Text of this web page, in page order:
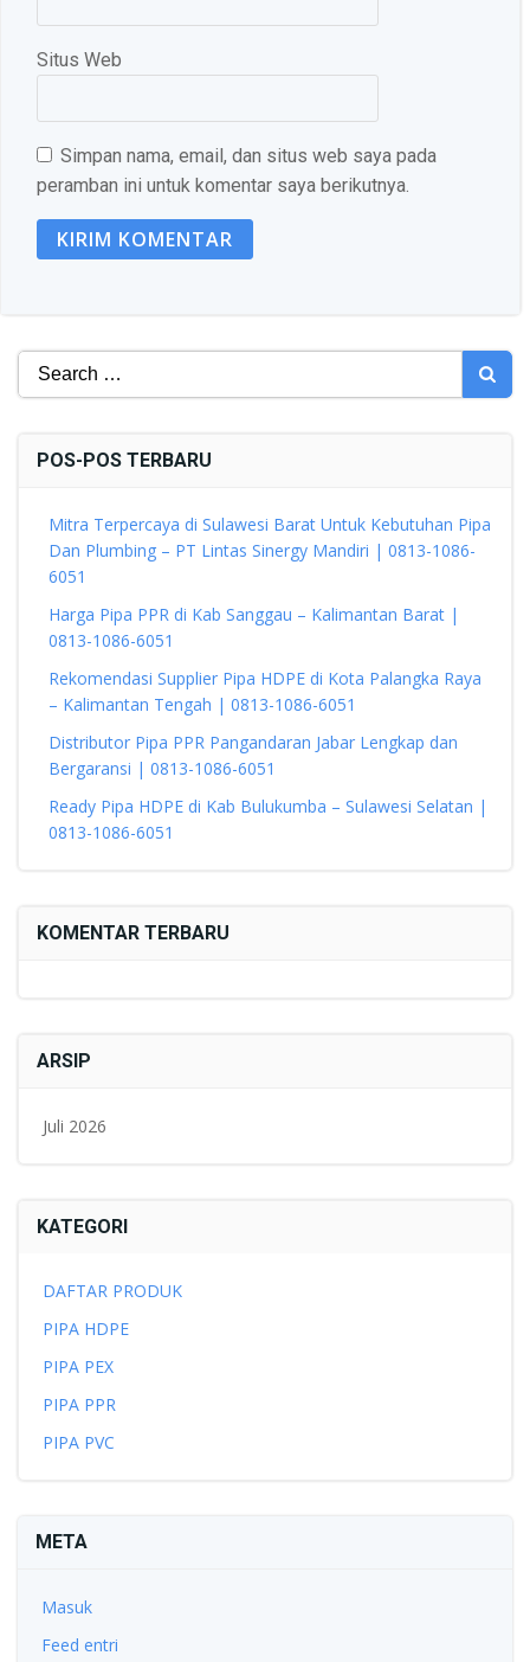
Situs Web
Simpan nama, email, dan situs web saya pada
peramban ini untuk komentar saya berikutnya.
Search
for:
POS-POS TERBARU
Mitra Terpercaya di Sulawesi Barat Untuk Kebutuhan Pipa
Dan Plumbing – PT Lintas Sinergy Mandiri | 0813-1086-
6051
Harga Pipa PPR di Kab Sanggau – Kalimantan Barat |
0813-1086-6051
Rekomendasi Supplier Pipa HDPE di Kota Palangka Raya
– Kalimantan Tengah | 0813-1086-6051
Distributor Pipa PPR Pangandaran Jabar Lengkap dan
Bergaransi | 0813-1086-6051
Ready Pipa HDPE di Kab Bulukumba – Sulawesi Selatan |
0813-1086-6051
KOMENTAR TERBARU
ARSIP
Juli 2026
KATEGORI
DAFTAR PRODUK
PIPA HDPE
PIPA PEX
PIPA PPR
PIPA PVC
META
Masuk
Feed entri